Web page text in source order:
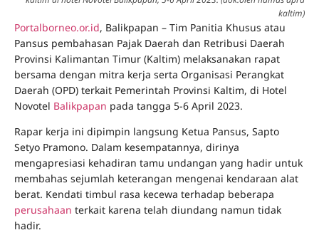
kaltim)
Portalborneo.or.id, Balikpapan – Tim Panitia Khusus atau
Pansus pembahasan Pajak Daerah dan Retribusi Daerah
Provinsi Kalimantan Timur (Kaltim) melaksanakan rapat
bersama dengan mitra kerja serta Organisasi Perangkat
Daerah (OPD) terkait Pemerintah Provinsi Kaltim, di Hotel
Novotel Balikpapan pada tangga 5-6 April 2023.
Rapar kerja ini dipimpin langsung Ketua Pansus, Sapto
Setyo Pramono. Dalam kesempatannya, dirinya
mengapresiasi kehadiran tamu undangan yang hadir untuk
membahas sejumlah keterangan mengenai kendaraan alat
berat. Kendati timbul rasa kecewa terhadap beberapa
perusahaan terkait karena telah diundang namun tidak
hadir.